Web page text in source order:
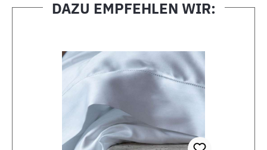
DAZU EMPFEHLEN WIR: